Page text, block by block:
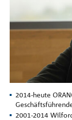
2014-heute
2001-2014